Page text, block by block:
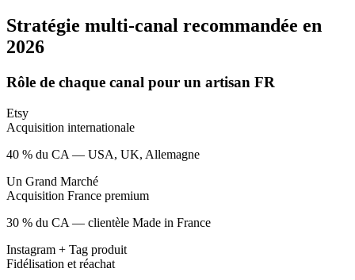
Stratégie multi-canal recommandée en
2026
Rôle de chaque canal pour un artisan FR
Etsy
Acquisition internationale
40 % du CA — USA, UK, Allemagne
Un Grand Marché
Acquisition France premium
30 % du CA — clientèle Made in France
Instagram + Tag produit
Fidélisation et réachat